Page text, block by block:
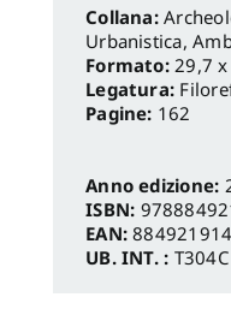
Urbanistica,
Formato: 29,7
Legatura:
Pagine: 162
Anno edizione:
ISBN:
EAN:
UB. INT. :